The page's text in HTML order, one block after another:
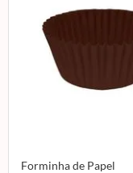
Forminha de Papel